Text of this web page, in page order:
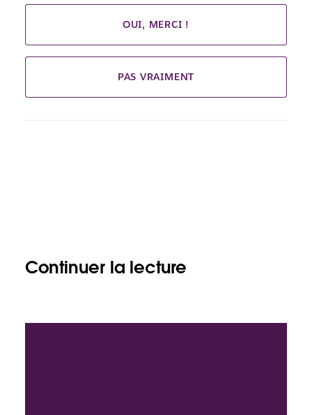
OUI, MERCI !
PAS VRAIMENT
Continuer la lecture